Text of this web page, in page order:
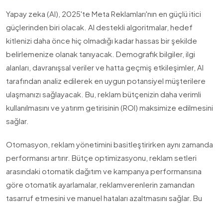
Yapay zeka (AI), 2025'te Meta Reklamları'nın en güçlü itici
güçlerinden biri olacak. AI destekli algoritmalar, hedef
kitlenizi daha önce hiç olmadığı kadar hassas bir şekilde
belirlemenize olanak tanıyacak. Demografik bilgiler, ilgi
alanları, davranışsal veriler ve hatta geçmiş etkileşimler, AI
tarafından analiz edilerek en uygun potansiyel müşterilere
ulaşmanızı sağlayacak. Bu, reklam bütçenizin daha verimli
kullanılmasını ve yatırım getirisinin (ROI) maksimize edilmesini
sağlar.
Otomasyon, reklam yönetimini basitleştirirken aynı zamanda
performansı artırır. Bütçe optimizasyonu, reklam setleri
arasındaki otomatik dağıtım ve kampanya performansına
göre otomatik ayarlamalar, reklamverenlerin zamandan
tasarruf etmesini ve manuel hataları azaltmasını sağlar. Bu